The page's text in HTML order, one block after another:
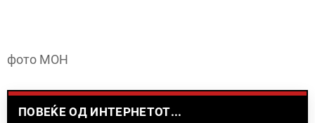
фото МОН
ПОВЕЌЕ ОД ИНТЕРНЕТОТ...